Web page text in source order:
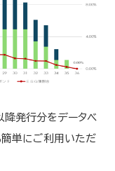
発行分をデータベ
簡単にご利用いただ